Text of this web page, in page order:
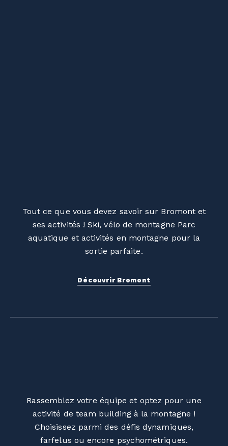
Tout ce que vous devez savoir sur Bromont et
ses activités ! Ski, vélo de montagne Parc
aquatique et activités en montagne pour la
sortie parfaite.
Découvrir Bromont
Rassemblez votre équipe et optez pour une
activité de team building à la montagne !
Choisissez parmi des défis dynamiques,
farfelus ou encore psychométriques.